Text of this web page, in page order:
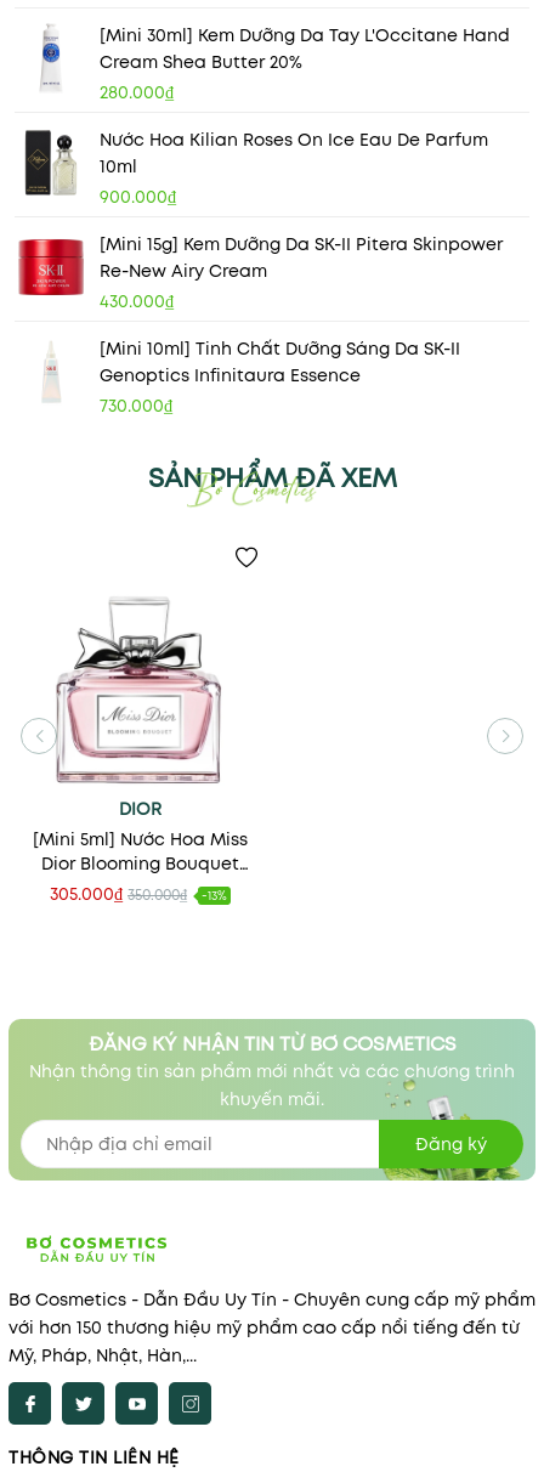
[Mini 30ml] Kem Dưỡng Da Tay L'Occitane Hand
Cream Shea Butter 20%
280.000₫
Nước Hoa Kilian Roses On Ice Eau De Parfum
10ml
900.000₫
[Mini 15g] Kem Dưỡng Da SK-II Pitera Skinpower
Re-New Airy Cream
430.000₫
[Mini 10ml] Tinh Chất Dưỡng Sáng Da SK-II
Genoptics Infinitaura Essence
730.000₫
SẢN PHẨM ĐÃ XEM
DIOR
[Mini 5ml] Nước Hoa Miss
Dior Blooming Bouquet
EDT
305.000₫ 350.000₫ -13%
ĐĂNG KÝ NHẬN TIN TỪ BƠ COSMETICS
Nhận thông tin sản phẩm mới nhất và các chương trình
khuyến mãi.
Đăng ký
Bơ Cosmetics - Dẫn Đầu Uy Tín - Chuyên cung cấp mỹ phẩm
với hơn 150 thương hiệu mỹ phẩm cao cấp nổi tiếng đến từ
Mỹ, Pháp, Nhật, Hàn,...
THÔNG TIN LIÊN HỆ